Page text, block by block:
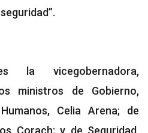
la vicegobernadora,
ministros de Gobierno,
Celia Arena; de